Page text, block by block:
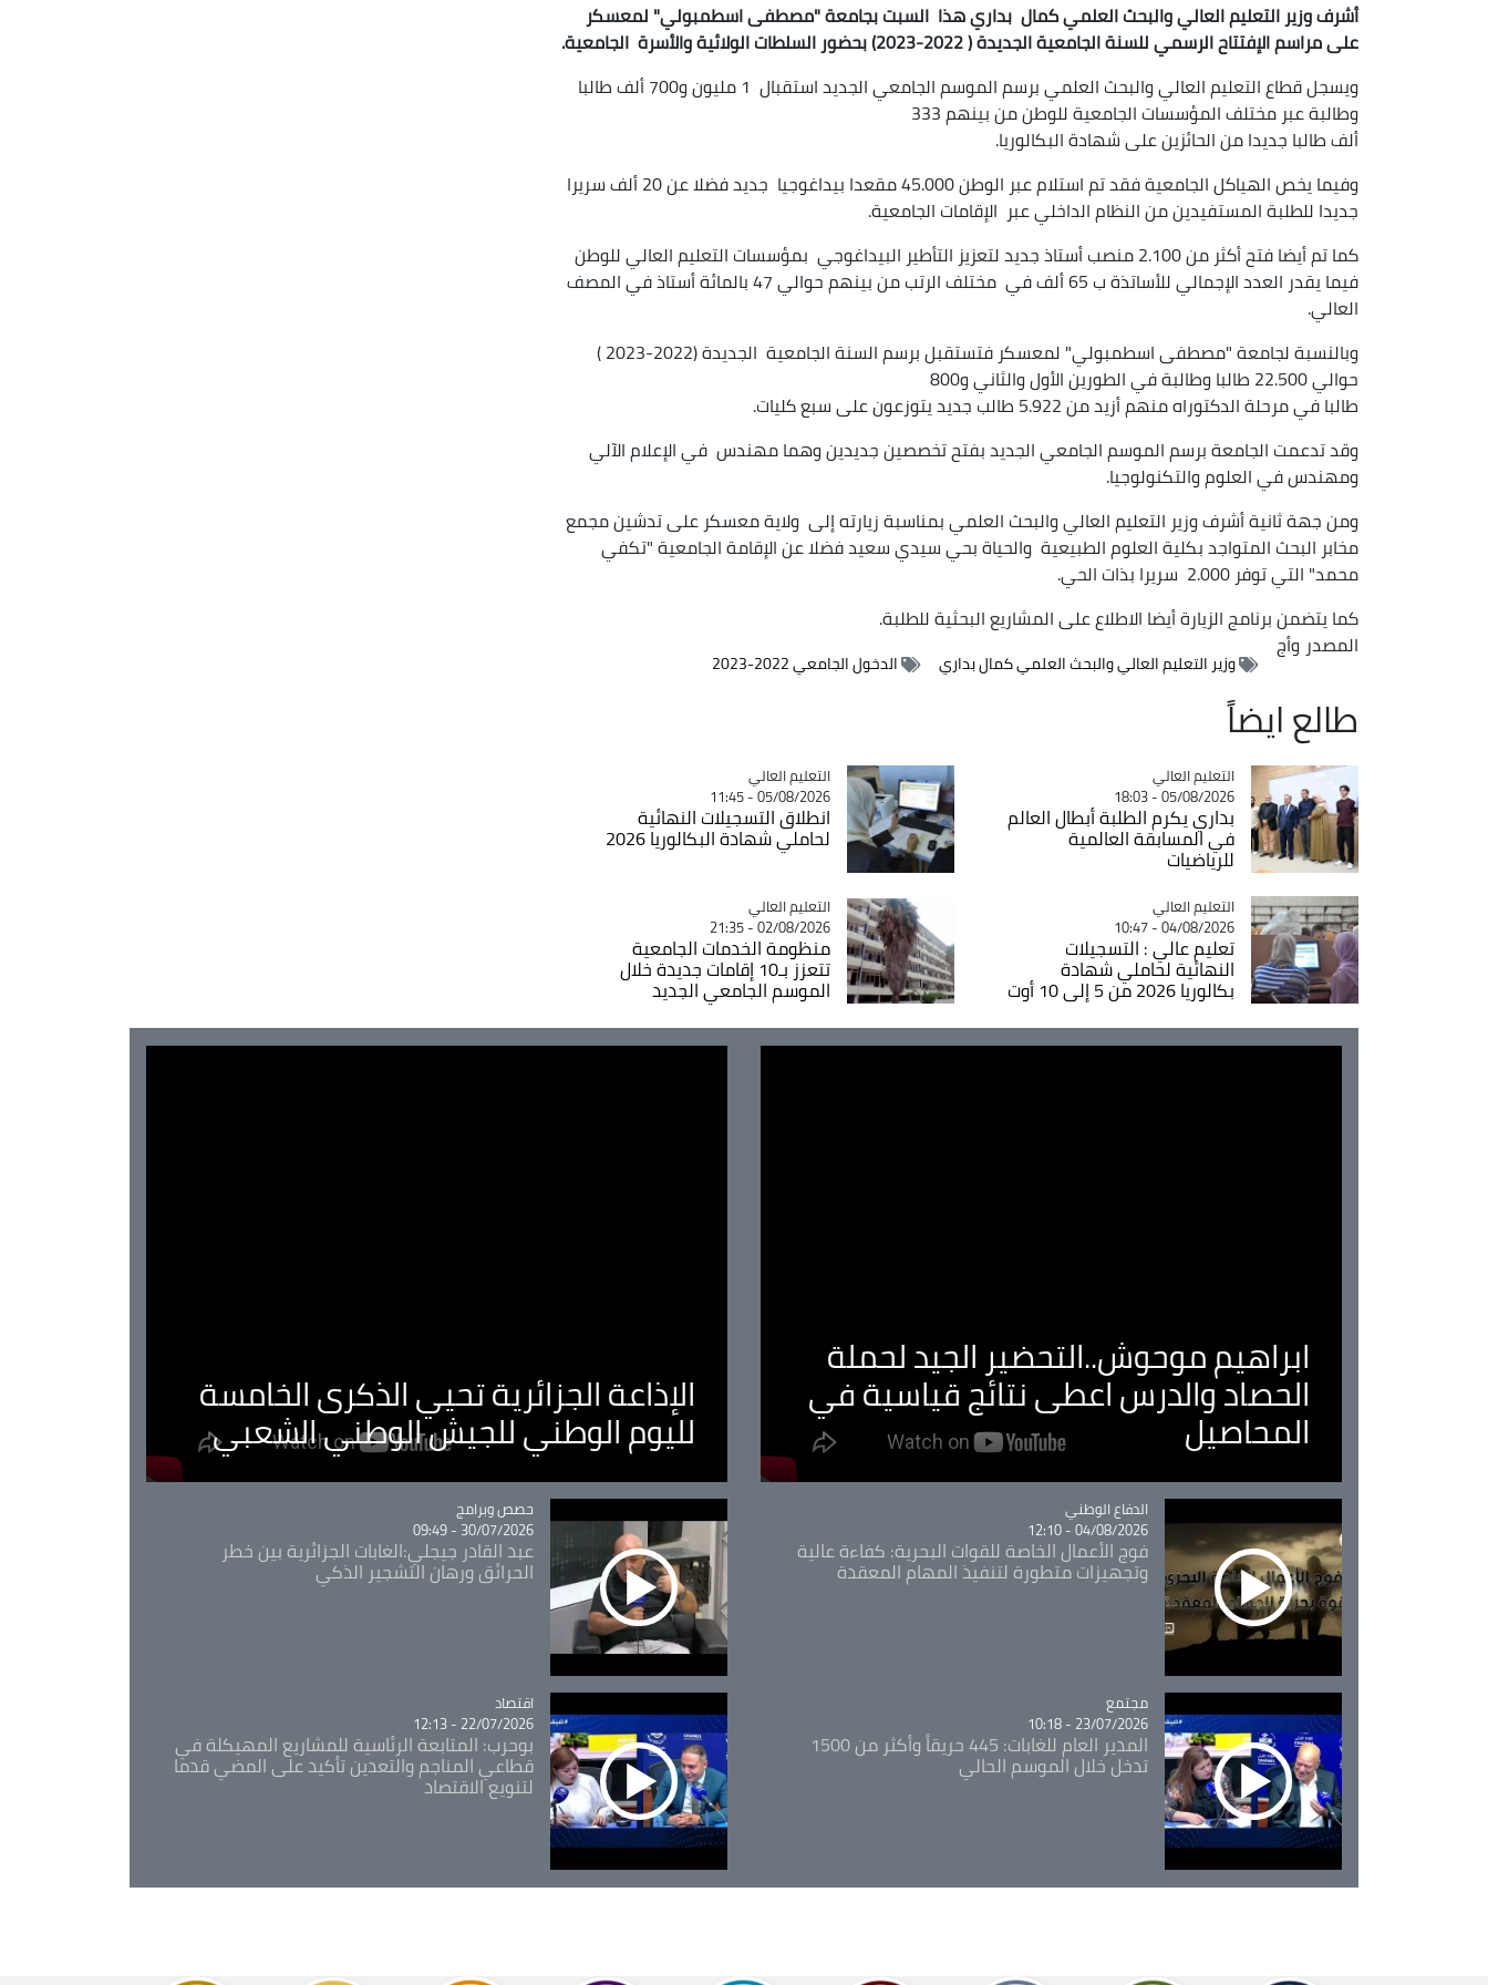
أشرف وزير التعليم العالي والبحث العلمي كمال بداري هذا السبت بجامعة "مصطفى اسطمبولي" لمعسكر
على مراسم الإفتتاح الرسمي للسنة الجامعية الجديدة ( 2022-2023) بحضور السلطات الولائية والأسرة الجامعية.
ويسجل قطاع التعليم العالي والبحث العلمي برسم الموسم الجامعي الجديد استقبال 1 مليون و700 ألف طالبا
وطالبة عبر مختلف المؤسسات الجامعية للوطن من بينهم 333
ألف طالبا جديدا من الحائزين على شهادة البكالوريا.
وفيما يخص الهياكل الجامعية فقد تم استلام عبر الوطن 45.000 مقعدا بيداغوجيا جديد فضلا عن 20 ألف سريرا
جديدا للطلبة المستفيدين من النظام الداخلي عبر الإقامات الجامعية.
كما تم أيضا فتح أكثر من 2.100 منصب أستاذ جديد لتعزيز التأطير البيداغوجي بمؤسسات التعليم العالي للوطن
فيما يقدر العدد الإجمالي للأساتذة ب 65 ألف في مختلف الرتب من بينهم حوالي 47 بالمائة أستاذ في المصف
العالي.
وبالنسبة لجامعة "مصطفى اسطمبولي" لمعسكر فتستقبل برسم السنة الجامعية الجديدة (2022-2023 )
حوالي 22.500 طالبا وطالبة في الطورين الأول والثاني و800
طالبا في مرحلة الدكتوراه منهم أزيد من 5.922 طالب جديد يتوزعون على سبع كليات.
وقد تدعمت الجامعة برسم الموسم الجامعي الجديد بفتح تخصصين جديدين وهما مهندس في الإعلام الآلي
ومهندس في العلوم والتكنولوجيا.
ومن جهة ثانية أشرف وزير التعليم العالي والبحث العلمي بمناسبة زيارته إلى ولاية معسكر على تدشين مجمع
مخابر البحث المتواجد بكلية العلوم الطبيعية والحياة بحي سيدي سعيد فضلا عن الإقامة الجامعية "تكفي
محمد" التي توفر 2.000 سريرا بذات الحي.
كما يتضمن برنامج الزيارة أيضا الاطلاع على المشاريع البحثية للطلبة.
المصدر وأج
وزير التعليم العالي والبحث العلمي كمال بداري الدخول الجامعي 2022-2023
طالع ايضاً
Catégorie
التعليم العالي
05/08/2026 - 18:03
بداري يكرم الطلبة أبطال العالم
في المسابقة العالمية
للرياضيات
Catégorie
التعليم العالي
05/08/2026 - 11:45
انطلاق التسجيلات النهائية
لحاملي شهادة البكالوريا 2026
Catégorie
التعليم العالي
04/08/2026 - 10:47
تعليم عالي : التسجيلات
النهائية لحاملي شهادة
بكالوريا 2026 من 5 إلى 10 أوت
Catégorie
التعليم العالي
02/08/2026 - 21:35
منظومة الخدمات الجامعية
تتعزز بـ10 إقامات جديدة خلال
الموسم الجامعي الجديد
ابراهيم موحوش..التحضير الجيد لحملة
الحصاد والدرس اعطى نتائج قياسية في
المحاصيل
الإذاعة الجزائرية تحيي الذكرى الخامسة
لليوم الوطني للجيش الوطني الشعبي
Catégorie
الدفاع الوطني
04/08/2026 - 12:10
فوج الأعمال الخاصة للقوات البحرية: كفاءة عالية
وتجهيزات متطورة لتنفيذ المهام المعقدة
Catégorie
حصص وبرامج
30/07/2026 - 09:49
عبد القادر جيجلي:الغابات الجزائرية بين خطر
الحرائق ورهان التشجير الذكي
Catégorie
مجتمع
23/07/2026 - 10:18
المدير العام للغابات: 445 حريقاً وأكثر من 1500
تدخل خلال الموسم الحالي
Catégorie
اقتصاد
22/07/2026 - 12:13
بوحرب: المتابعة الرئاسية للمشاريع المهيكلة في
قطاعي المناجم والتعدين تأكيد على المضي قدما
لتنويع الاقتصاد